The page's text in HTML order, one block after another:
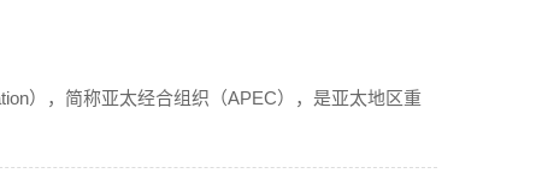
），简称亚太经合组织（APEC），是亚太地区重